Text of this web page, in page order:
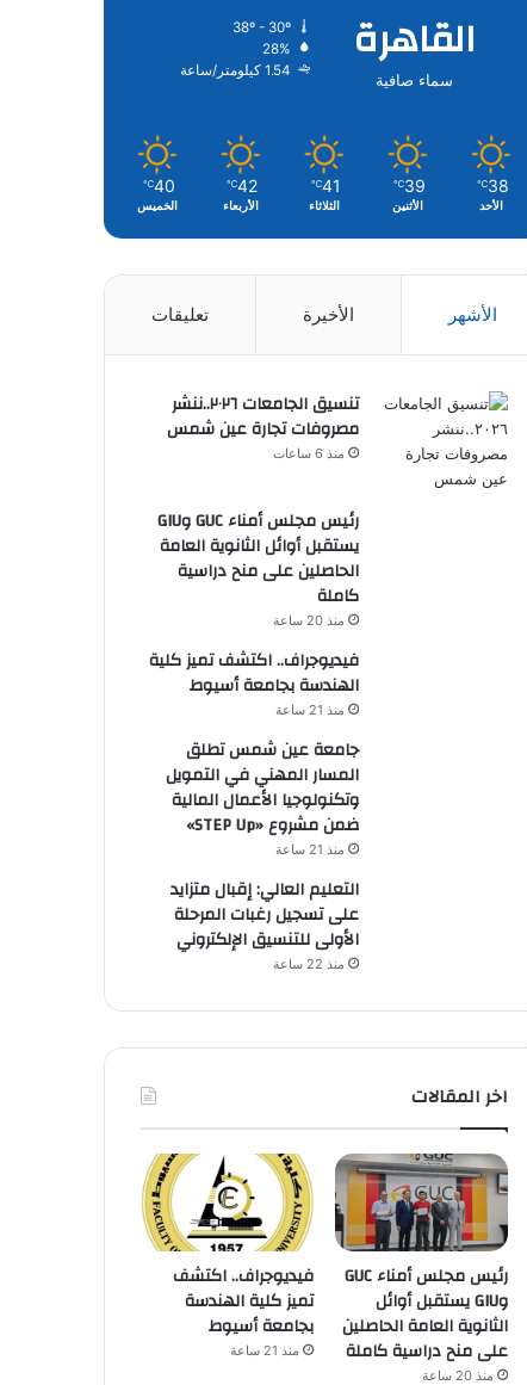
القاهرة
سماء صافية
28%
1.54 كيلومتر/ساعة
38
℃
الأحد
39
℃
الأثنين
41
℃
الثلاثاء
42
℃
الأربعاء
40
℃
الخميس
الأشهر الأخيرة تعليقات
تنسيق الجامعات ٢٠٢٦..ننشر
مصروفات تجارة عين شمس
منذ 6 ساعات
رئيس مجلس أمناء GUC وGIU
يستقبل أوائل الثانوية العامة
الحاصلين على منح دراسية
كاملة
منذ 20 ساعة
فيديوجراف.. اكتشف تميز كلية
الهندسة بجامعة أسيوط
منذ 21 ساعة
جامعة عين شمس تطلق
المسار المهني في التمويل
وتكنولوجيا الأعمال المالية
ضمن مشروع «STEP Up»
منذ 21 ساعة
التعليم العالي: إقبال متزايد
على تسجيل رغبات المرحلة
الأولى للتنسيق الإلكتروني
منذ 22 ساعة
اخر المقالات
رئيس مجلس أمناء GUC
وGIU يستقبل أوائل
الثانوية العامة الحاصلين
على منح دراسية كاملة
منذ 20 ساعة
فيديوجراف.. اكتشف
تميز كلية الهندسة
بجامعة أسيوط
منذ 21 ساعة